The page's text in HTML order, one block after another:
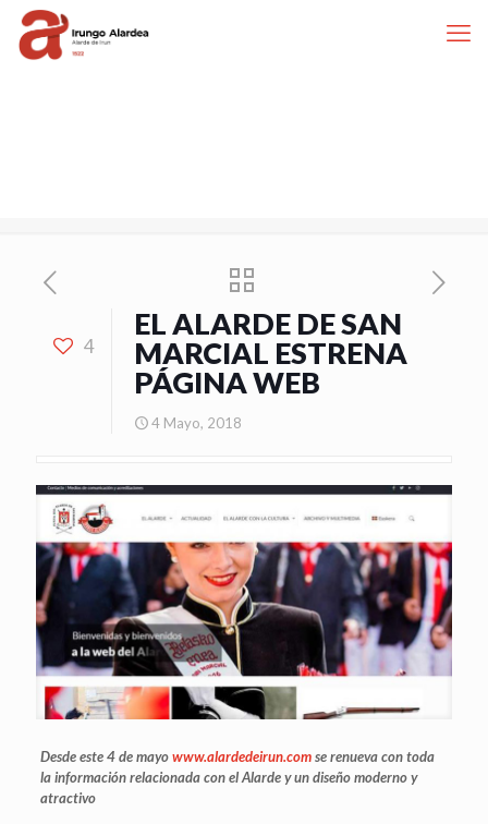
4
EL ALARDE DE SAN
MARCIAL ESTRENA
PÁGINA WEB
4 Mayo, 2018
Desde este 4 de mayowww.alardedeirun.comse renueva con toda
la información relacionada con el Alarde y un diseño moderno y
atractivo